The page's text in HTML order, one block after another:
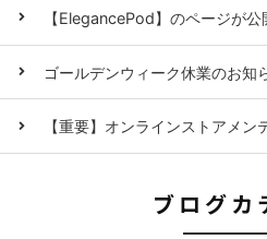
【ElegancePod】のページが公
ゴールデンウィーク休業のお知
【重要】オンラインストアメン
ブログカ